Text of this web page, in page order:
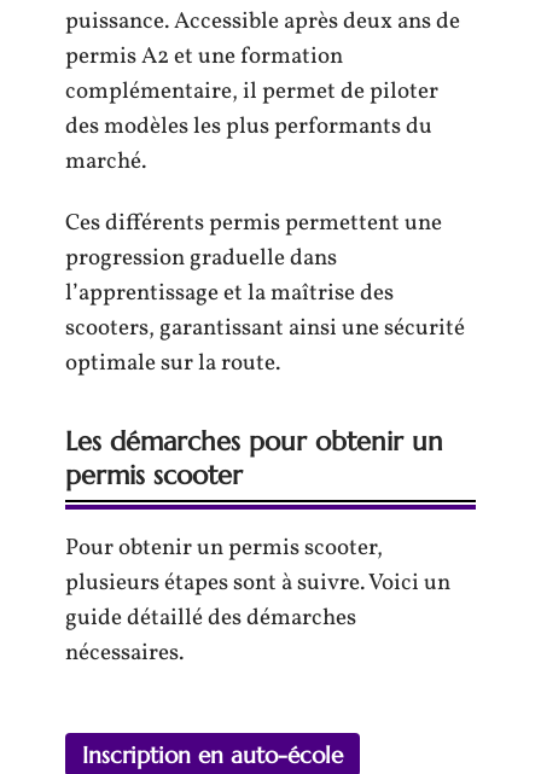
puissance. Accessible après deux ans de
permis A2 et une formation
complémentaire, il permet de piloter
des modèles les plus performants du
marché.
Ces différents permis permettent une
progression graduelle dans
l’apprentissage et la maîtrise des
scooters, garantissant ainsi une sécurité
optimale sur la route.
Les démarches pour obtenir un
permis scooter
Pour obtenir un permis scooter,
plusieurs étapes sont à suivre. Voici un
guide détaillé des démarches
nécessaires.
Inscription en auto-école